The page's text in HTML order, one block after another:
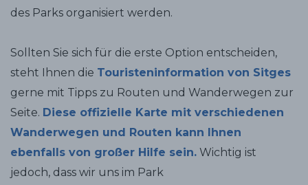
des Parks organisiert werden.
Sollten Sie sich für die erste Option entscheiden,
steht Ihnen die Touristeninformation von Sitges
gerne mit Tipps zu Routen und Wanderwegen zur
Seite. Diese offizielle Karte mit verschiedenen
Wanderwegen und Routen kann Ihnen
ebenfalls von großer Hilfe sein. Wichtig ist
jedoch, dass wir uns im Park